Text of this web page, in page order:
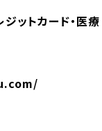
ジットカード・医療